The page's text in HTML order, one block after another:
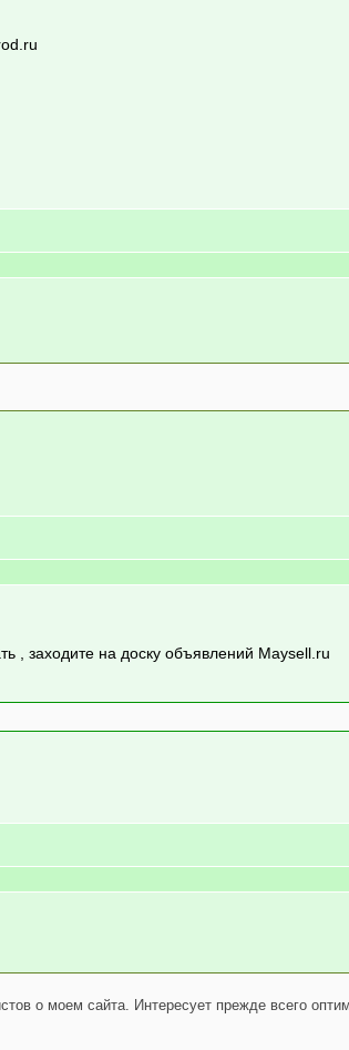
, заходите на доску объявлений Maysell.ru
о моем сайта. Интересует прежде всего